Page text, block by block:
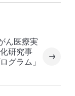
ん医療実
研究事
グラム」